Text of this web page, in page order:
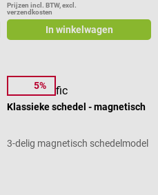
Prijzen incl. BTW, excl.
verzendkosten
In winkelwagen
5%
3B Scientific
Klassieke schedel - magnetisch
3-delig magnetisch schedelmodel